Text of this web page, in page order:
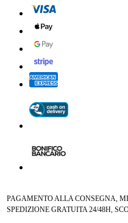
PAGAMENTO ALLA CONSEGNA,
SPEDIZIONE GRATUITA 24/48H,